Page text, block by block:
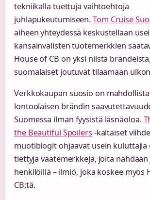
tekniikalla tuettuja vaihtoehtoja
juhlapukeutumiseen.Tom Cruise
aiheen yhteydessä keskustellaan
kansainvälisten tuotemerkkien
House of CB on yksi niistä
suomalaiset joutuvat tilaamaan
Verkkokaupan suosio on
lontoolaisen brändin
Suomessa ilman fyysistä läsnäoloa.
the Beautiful Spoilers -kaltaiset
muotiblogit ohjaavat usein kuluttajia
tiettyjä vaatemerkkejä, joita
henkilöillä – ilmiö, joka koskee myös
CB:tä.